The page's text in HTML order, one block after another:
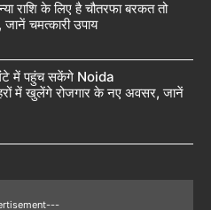
के लिए है चौतरफा बरकत तो
चमत्कारी उपाय
में पहुंच सकेंगे Noida
में खुलेंगे रोजगार के नए अवसर, जानें